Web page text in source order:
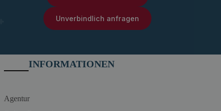
Unverbindlich anfragen
INFORMATIONEN
Agentur